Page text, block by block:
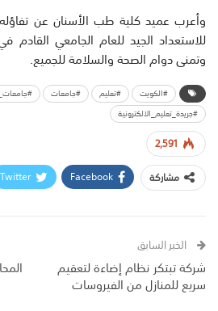
وأعرب عميد كلية طب الأسنان عن تفاؤله
للاستعداد الجيد للعام الجامعي
وتمنى دوام الصحة والسلامة للجميع.
#الكويت #تعليم #جامعات
#جريدة_تعليم_الالكترونية
2,591
مشاركة
Facebook
Twitter
الخبر السابق
شركة تبتكر نظام إضاءة لتعقيم
سريع للمنازل من الفيروسات